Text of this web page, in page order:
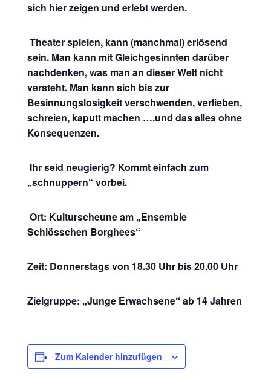
sich hier zeigen und erlebt werden.
Theater spielen, kann (manchmal) erlösend
sein. Man kann mit Gleichgesinnten darüber
nachdenken, was man an dieser Welt nicht
versteht. Man kann sich bis zur
Besinnungslosigkeit verschwenden, verlieben,
schreien, kaputt machen ….und das alles ohne
Konsequenzen.
Ihr seid neugierig? Kommt einfach zum
„schnuppern“ vorbei.
Ort: Kulturscheune am „Ensemble
Schlösschen Borghees“
Zeit: Donnerstags von 18.30 Uhr bis 20.00 Uhr
Zielgruppe: „Junge Erwachsene“ ab 14 Jahren
Zum Kalender hinzufügen